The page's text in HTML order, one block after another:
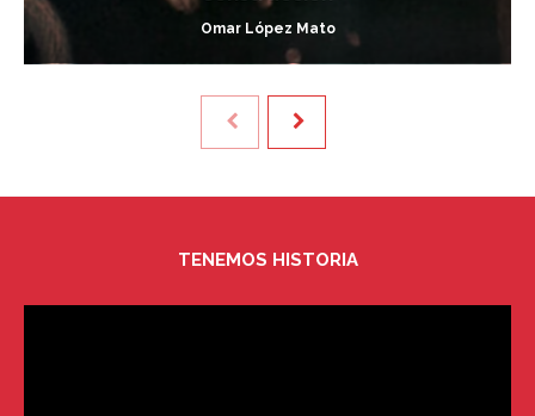
Omar López Mato
TENEMOS HISTORIA